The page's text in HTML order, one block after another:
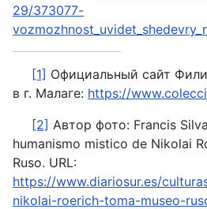
29/373077-
[1] Официальный сайт
в г. Малаге: https://
[2] Автор фото: Francis
humanismo mistico de Nikolai
Ruso. URL:
https://www.diariosur.es/
nikolai-roerich-toma-museo-